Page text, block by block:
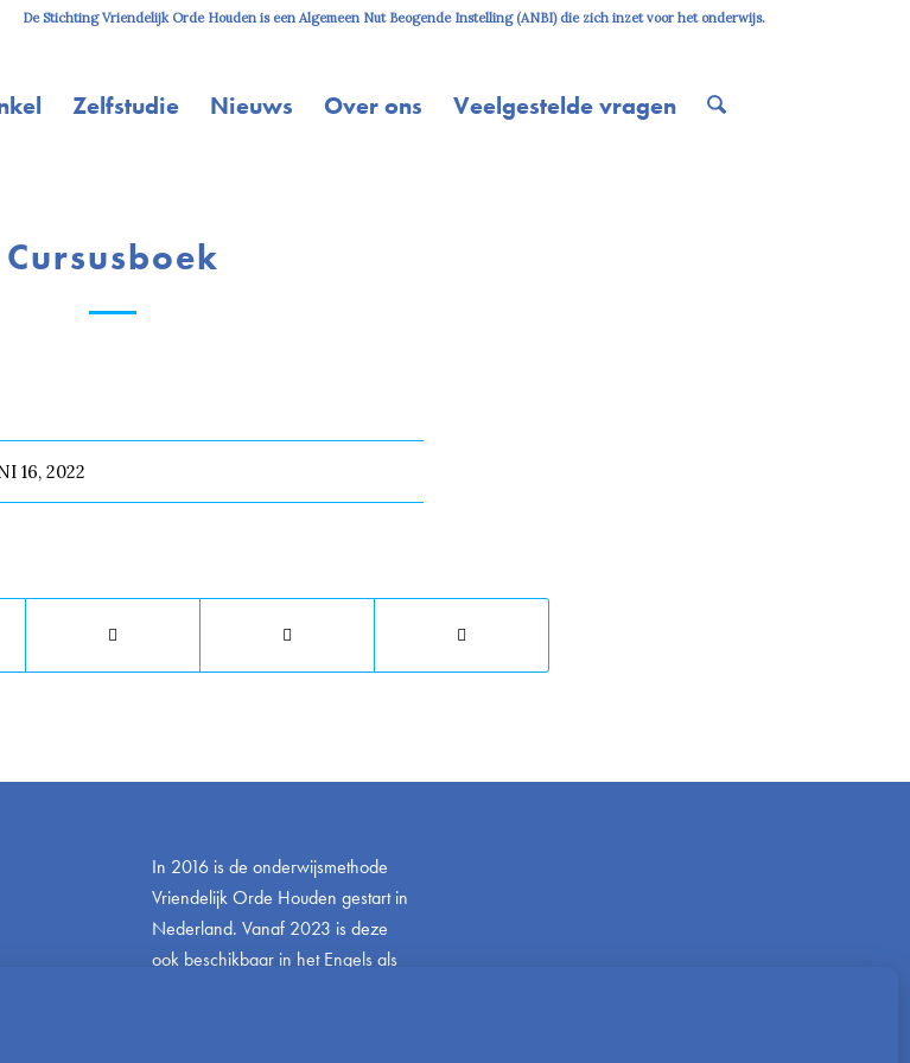
De Stichting Vriendelijk Orde Houden is een Algemeen Nut Beogende Instelling (ANBI) die zich inzet voor het onderwijs.
Zelfstudie Nieuws Over ons Veelgestelde vragen
Cursusboek
16, 2022
In 2016 is de onderwijsmethode
Vriendelijk Orde Houden gestart in
Nederland. Vanaf 2023 is deze
ook beschikbaar in het Engels als